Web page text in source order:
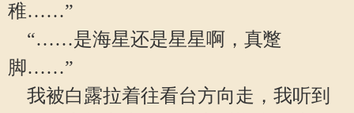
稚……”
“……是海星还是星星啊，真蹩
脚……”
我被白露拉着往看台方向走，我听到